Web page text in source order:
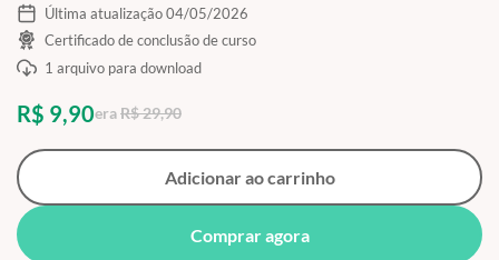
Última atualização 04/05/2026
Certificado de conclusão de curso
1 arquivo para download
R$ 9,90eraR$ 29,90
Adicionar ao carrinho
Comprar agora